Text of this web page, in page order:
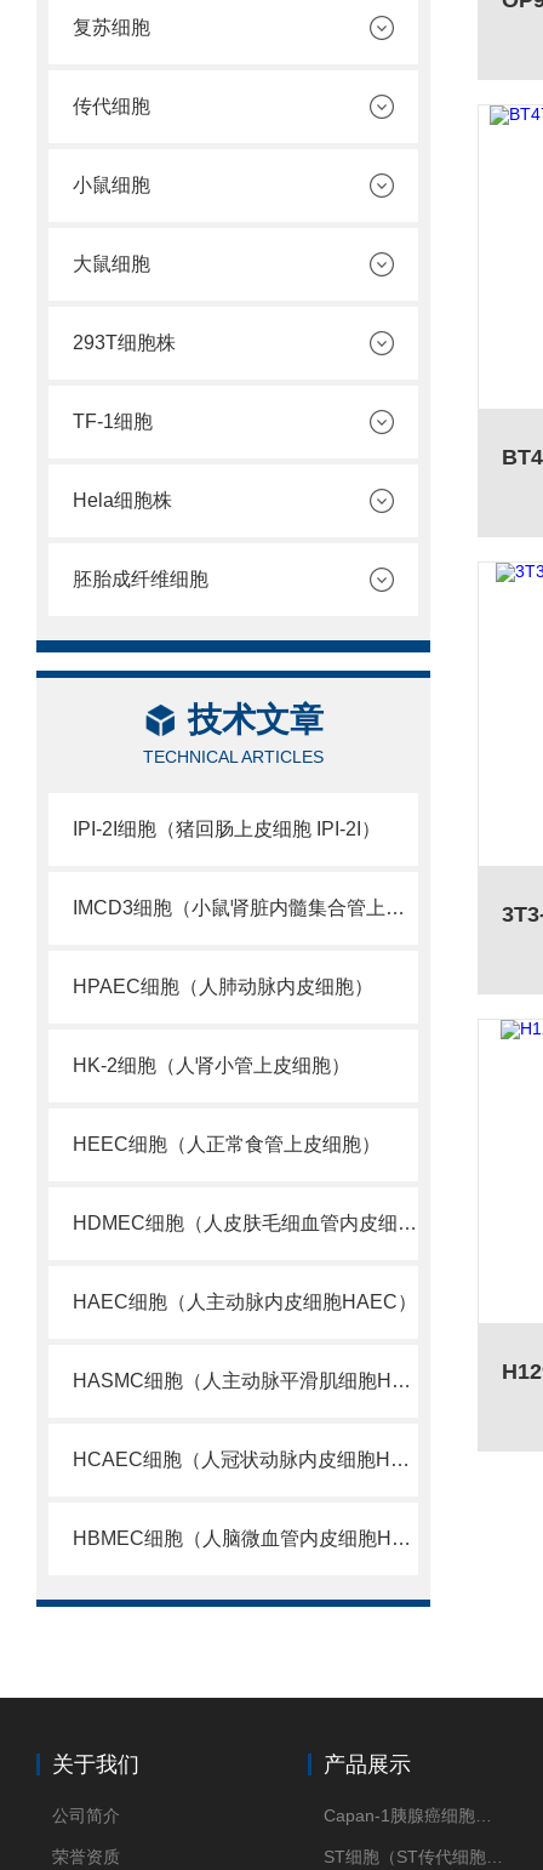
复苏细胞
传代细胞
小鼠细胞
大鼠细胞
293T细胞株
TF-1细胞
Hela细胞株
胚胎成纤维细胞
技术文章
TECHNICAL ARTICLES
IPI-2I细胞（猪回肠上皮细胞 IPI-2I）
IMCD3细胞（小鼠肾脏内髓集合管上皮细胞 ）
HPAEC细胞（人肺动脉内皮细胞）
HK-2细胞（人肾小管上皮细胞）
HEEC细胞（人正常食管上皮细胞）
HDMEC细胞（人皮肤毛细血管内皮细胞）
HAEC细胞（人主动脉内皮细胞HAEC）
HASMC细胞（人主动脉平滑肌细胞HASMC）
HCAEC细胞（人冠状动脉内皮细胞HCAEC）
HBMEC细胞（人脑微血管内皮细胞HBMEC）
关于我们
公司简介
荣誉资质
产品展示